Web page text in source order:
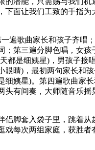
下面让我们工致的手指为
歌曲家长和孩子齐唱
；第三遍分脚色唱，女孩
都是细姨星)，男孩子接
眼睛)，最初两句家长和
细姨星)。第四遍歌曲家
头有间奏，大师随音乐摇
脚套入袋子里，跳着从
戏每次两组家庭，获胜者